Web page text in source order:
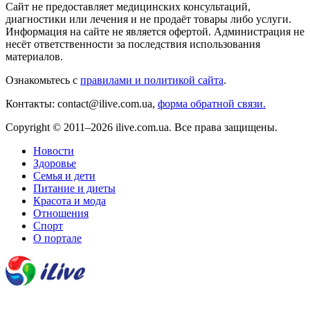
Сайт не предоставляет медицинских консультаций,
диагностики или лечения и не продаёт товары либо услуги.
Информация на сайте не является офертой. Администрация не
несёт ответственности за последствия использования
материалов.
Ознакомьтесь с правилами и политикой сайта.
Контакты: contact@ilive.com.ua, форма обратной связи.
Copyright © 2011–2026 ilive.com.ua. Все права защищены.
Новости
Здоровье
Семья и дети
Питание и диеты
Красота и мода
Отношения
Спорт
О портале